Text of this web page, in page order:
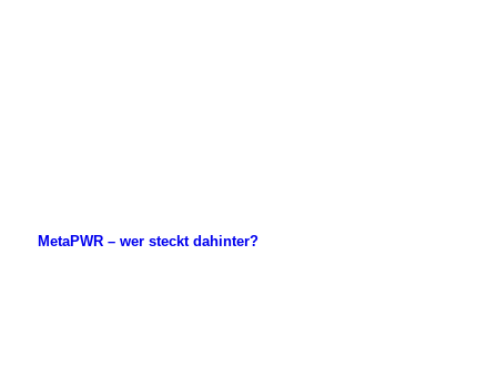
MetaPWR – wer steckt dahinter?